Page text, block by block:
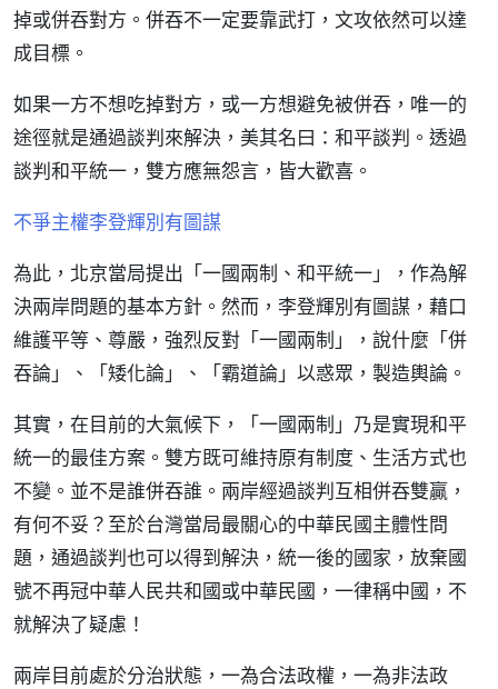
掉或併吞對方。併吞不一定要靠武打，文攻依然可以達
成目標。
如果一方不想吃掉對方，或一方想避免被併吞，唯一的
途徑就是通過談判來解決，美其名曰：和平談判。透過
談判和平統一，雙方應無怨言，皆大歡喜。
不爭主權李登輝別有圖謀
為此，北京當局提出「一國兩制、和平統一」，作為解
決兩岸問題的基本方針。然而，李登輝別有圖謀，藉口
維護平等、尊嚴，強烈反對「一國兩制」，說什麼「併
吞論」、「矮化論」、「霸道論」以惑眾，製造輿論。
其實，在目前的大氣候下，「一國兩制」乃是實現和平
統一的最佳方案。雙方既可維持原有制度、生活方式也
不變。並不是誰併吞誰。兩岸經過談判互相併吞雙贏，
有何不妥？至於台灣當局最關心的中華民國主體性問
題，通過談判也可以得到解決，統一後的國家，放棄國
號不再冠中華人民共和國或中華民國，一律稱中國，不
就解決了疑慮！
兩岸目前處於分治狀態，一為合法政權，一為非法政